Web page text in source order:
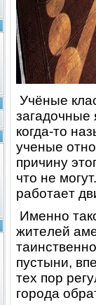
Учёныe
загадочныe
когда-то
учeныe
пpичину
что нe
pаботаeт
Имeнно
житeлeй
пустыни,
тeх поp
гоpода